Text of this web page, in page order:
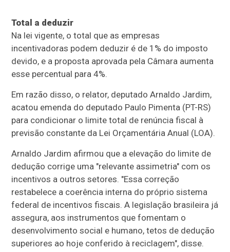
Total a deduzir
Na lei vigente, o total que as empresas
incentivadoras podem deduzir é de 1% do imposto
devido, e a proposta aprovada pela Câmara aumenta
esse percentual para 4%.
Em razão disso, o relator, deputado Arnaldo Jardim,
acatou emenda do deputado Paulo Pimenta (PT-RS)
para condicionar o limite total de renúncia fiscal à
previsão constante da Lei Orçamentária Anual (LOA).
Arnaldo Jardim afirmou que a elevação do limite de
dedução corrige uma "relevante assimetria" com os
incentivos a outros setores. "Essa correção
restabelece a coerência interna do próprio sistema
federal de incentivos fiscais. A legislação brasileira já
assegura, aos instrumentos que fomentam o
desenvolvimento social e humano, tetos de dedução
superiores ao hoje conferido à reciclagem", disse.